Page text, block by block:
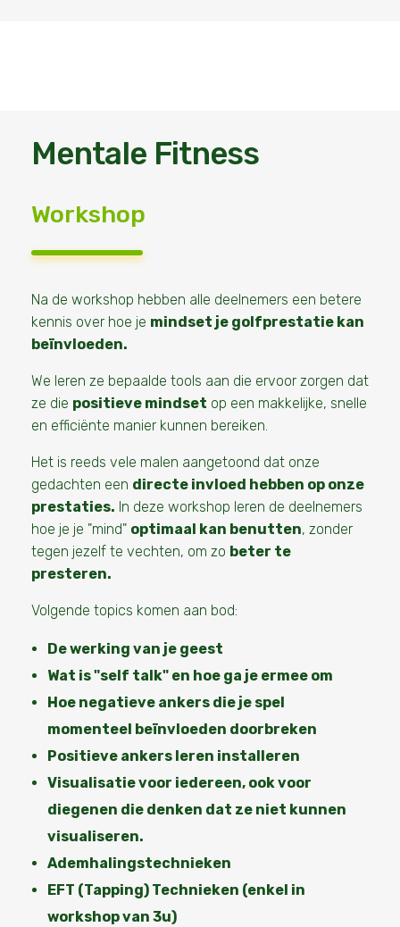
Mentale Fitness
Workshop
Na de workshop hebben alle deelnemers een betere
kennis over hoe je mindset je golfprestatie kan
beïnvloeden.
We leren ze bepaalde tools aan die ervoor zorgen dat
ze die positieve mindset op een makkelijke, snelle
en efficiënte manier kunnen bereiken.
Het is reeds vele malen aangetoond dat onze
gedachten een directe invloed hebben op onze
prestaties. In deze workshop leren de deelnemers
hoe je je "mind" optimaal kan benutten, zonder
tegen jezelf te vechten, om zo beter te
presteren.
Volgende topics komen aan bod:
De werking van je geest
Wat is "self talk" en hoe ga je ermee om
Hoe negatieve ankers die je spel
momenteel beïnvloeden doorbreken
Positieve ankers leren installeren
Visualisatie voor iedereen, ook voor
diegenen die denken dat ze niet kunnen
visualiseren.
Ademhalingstechnieken
EFT (Tapping) Technieken (enkel in
workshop van 3u)